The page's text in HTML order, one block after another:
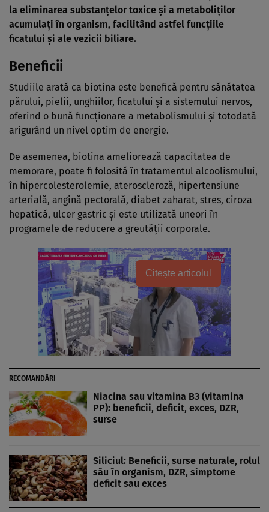
la eliminarea substanţelor toxice şi a metaboliţilor
acumulaţi în organism, facilitând astfel funcţiile
ficatului şi ale vezicii biliare.
Beneficii
Studiile arată ca biotina este benefică pentru sănătatea
părului, pielii, unghiilor, ficatului și a sistemului nervos,
oferind o bună funcționare a metabolismului și totodată
arigurând un nivel optim de energie.
De asemenea, biotina ameliorează capacitatea de
memorare, poate fi folosită în tratamentul alcoolismului,
în hipercolesterolemie, ateroscleroză, hipertensiune
arterială, angină pectorală, diabet zaharat, stres, ciroza
hepatică, ulcer gastric şi este utilizată uneori în
programele de reducere a greutăţii corporale.
Citește articolul
RECOMANDĂRI
Niacina sau vitamina B3 (vitamina
PP): beneficii, deficit, exces, DZR,
surse
Siliciul: Beneficii, surse naturale, rolul
său în organism, DZR, simptome
deficit sau exces